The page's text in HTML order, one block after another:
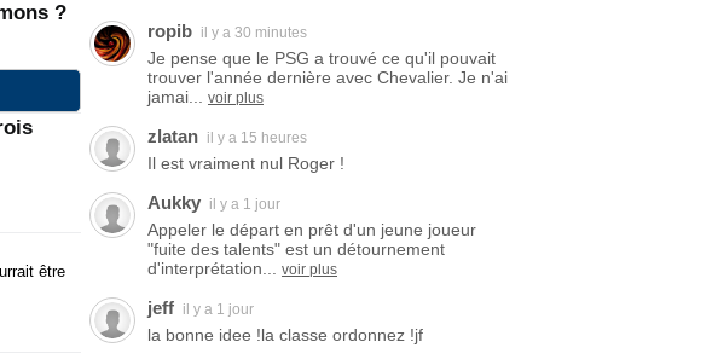
?
être
ropib il y a 30 minutes
Je pense que le PSG a trouvé ce qu'il pouvait
trouver l'année dernière avec Chevalier. Je n'ai
jamai...
voir plus
zlatan il y a 15 heures
Il est vraiment nul Roger !
Aukky il y a 1 jour
Appeler le départ en prêt d'un jeune joueur
"fuite des talents" est un détournement
d'interprétation...
voir plus
jeff il y a 1 jour
la bonne idee !la classe ordonnez !jf